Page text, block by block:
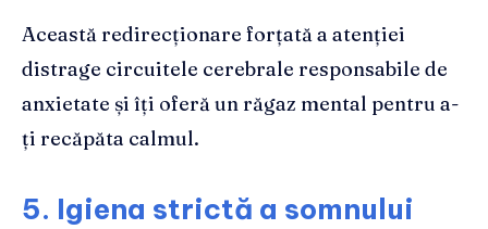
Această redirecționare forțată a atenției
distrage circuitele cerebrale responsabile de
anxietate și îți oferă un răgaz mental pentru a-
ți recăpăta calmul.
5. Igiena strictă a somnului